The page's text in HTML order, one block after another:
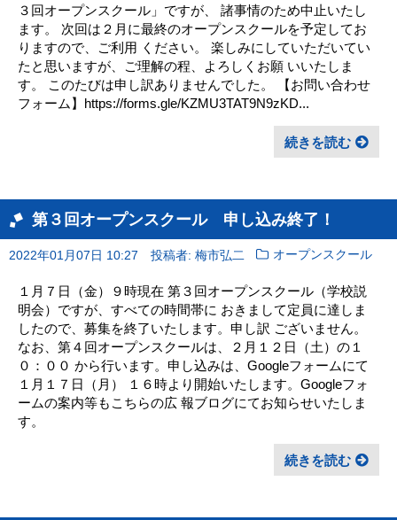
３回オープンスクール」ですが、 諸事情のため中止いたし
ます。 次回は２月に最終のオープンスクールを予定してお
りますので、ご利用 ください。 楽しみにしていただいてい
たと思いますが、ご理解の程、よろしくお願 いいたしま
す。 このたびは申し訳ありませんでした。 【お問い合わせ
フォーム】https://forms.gle/KZMU3TAT9N9zKD...
続きを読む
第３回オープンスクール 申し込み終了！
2022年01月07日 10:27 投稿者: 梅市弘二 オープンスクール
１月７日（金）９時現在 第３回オープンスクール（学校説
明会）ですが、すべての時間帯に おきまして定員に達しま
したので、募集を終了いたします。申し訳 ございません。
なお、第４回オープンスクールは、２月１２日（土）の１
０：００ から行います。申し込みは、Googleフォームにて
１月１７日（月） １６時より開始いたします。Googleフォ
ームの案内等もこちらの広 報ブログにてお知らせいたしま
す。
続きを読む